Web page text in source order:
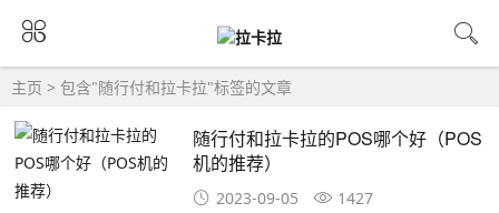
主页 > 包含"随行付和拉卡拉"标签的文章
随行付和拉卡拉的POS哪个好（POS
机的推荐）
2023-09-05 1427